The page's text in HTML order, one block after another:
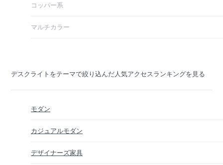
コッパー系
マルチカラー
デスクライトをテーマで絞り込んだ人気アクセスランキングを見る
モダン
カジュアルモダン
デザイナーズ家具